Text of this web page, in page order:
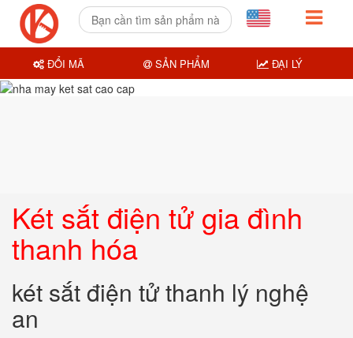
Két sắt điện tử gia đình
thanh hóa
két sắt điện tử thanh lý nghệ
an
ĐỔI MÃ SẢN PHẨM ĐẠI LÝ